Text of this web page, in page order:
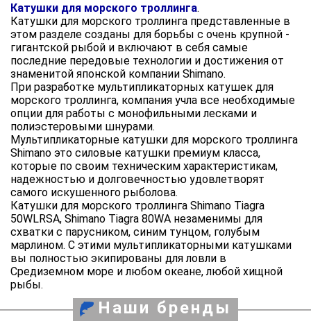
Катушки для морского троллинга.
Катушки для морского троллинга представленные в
этом разделе созданы для борьбы с очень крупной -
гигантской рыбой и включают в себя самые
последние передовые технологии и достижения от
знаменитой японской компании Shimano.
При разработке мультипликаторных катушек для
морского троллинга, компания учла все необходимые
опции для работы с монофильными лесками и
полиэстеровыми шнурами.
Мультипликаторные катушки для морского троллинга
Shimano это силовые катушки премиум класса,
которые по своим техническим характеристикам,
надежностью и долговечностью удовлетворят
самого искушенного рыболова.
Катушки для морского троллинга Shimano Tiagra
50WLRSA, Shimano Tiagra 80WA незаменимы для
схватки с парусником, синим тунцом, голубым
марлином. С этими мультипликаторными катушками
вы полностью экипированы для ловли в
Средиземном море и любом океане, любой хищной
рыбы.
Наши бренды